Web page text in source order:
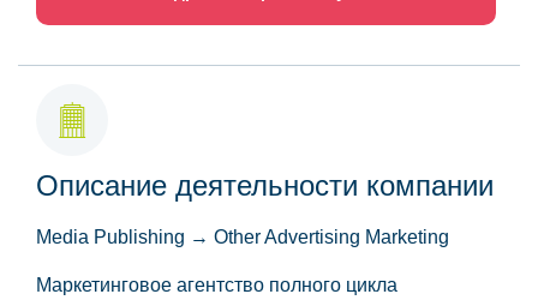
Описание деятельности компании
Media Publishing → Other Advertising Marketing
Маркетинговое агентство полного цикла